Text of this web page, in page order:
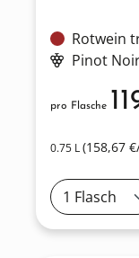
Rotwein
Pinot
0.75 L(158,67
pro Flasche